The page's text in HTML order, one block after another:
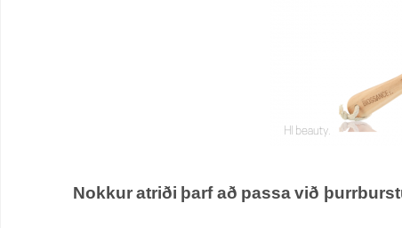
Nokkur atriði þarf að passa við